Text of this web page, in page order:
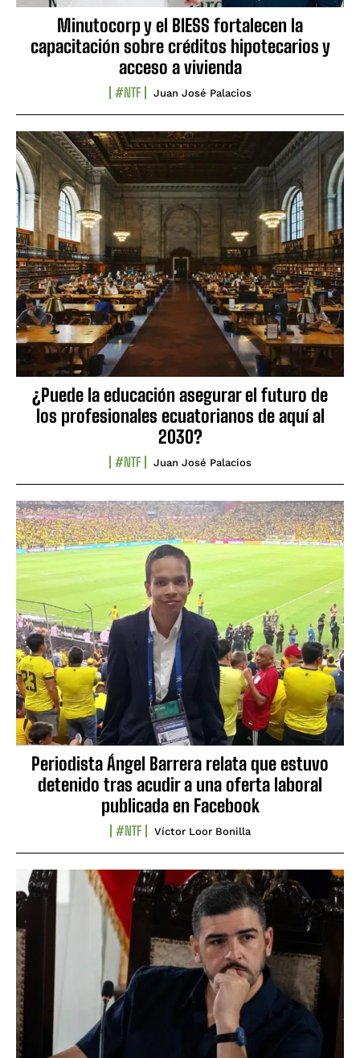
Minutocorp y el BIESS fortalecen la
capacitación sobre créditos hipotecarios y
acceso a vivienda
#NTF Juan José Palacios
¿Puede la educación asegurar el futuro de
los profesionales ecuatorianos de aquí al
2030?
#NTF Juan José Palacios
Periodista Ángel Barrera relata que estuvo
detenido tras acudir a una oferta laboral
publicada en Facebook
#NTF Víctor Loor Bonilla